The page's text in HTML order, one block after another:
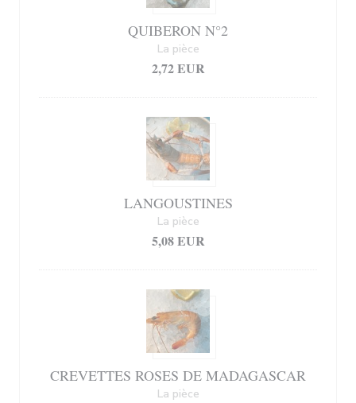
QUIBERON N°2
2,72 EUR
La pièce
LANGOUSTINES
5,08 EUR
La pièce
CREVETTES ROSES DE MADAGASCAR
La pièce